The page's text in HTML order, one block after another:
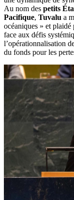
Au nom des petits
Pacifique, Tuvalu a
océaniques » et
face aux défis
l’opérationnalisation
du fonds pour les